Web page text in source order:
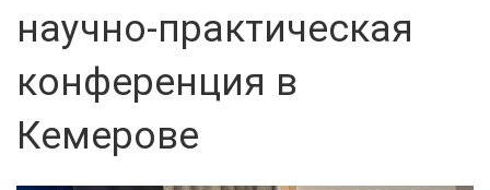
научно-практическая
конференция в
Кемерове